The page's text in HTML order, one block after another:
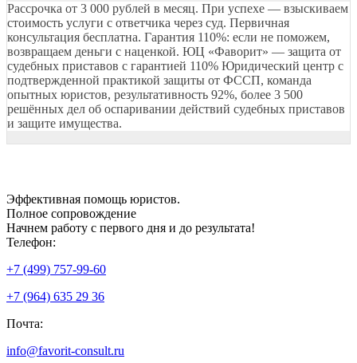
Рассрочка от 3 000 рублей в месяц. При успехе — взыскиваем
стоимость услуги с ответчика через суд. Первичная
консультация бесплатна. Гарантия 110%: если не поможем,
возвращаем деньги с наценкой. ЮЦ «Фаворит» — защита от
судебных приставов с гарантией 110% Юридический центр с
подтвержденной практикой защиты от ФССП, команда
опытных юристов, результативность 92%, более 3 500
решённых дел об оспаривании действий судебных приставов
и защите имущества.
Эффективная помощь юристов.
Полное сопровождение
Начнем работу с первого дня и до результата!
Телефон:
+7 (499) 757-99-60
+7 (964) 635 29 36
Почта:
info@favorit-consult.ru